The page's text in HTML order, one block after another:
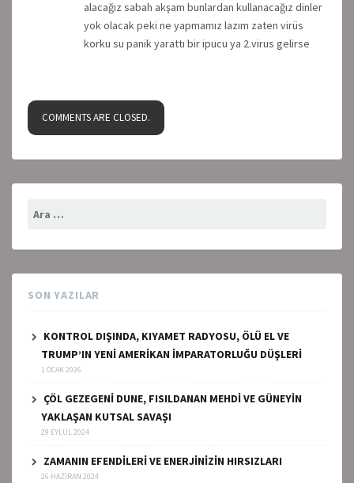
alacağız sabah akşam bunlardan kullanacağız dinler
yok olacak peki ne yapmamız lazım zaten virüs
korku su panik yarattı bir ipucu ya 2.virus gelirse
COMMENTS ARE CLOSED.
SON YAZILAR
KONTROL DIŞINDA, KIYAMET RADYOSU, ÖLÜ EL VE
TRUMP’IN YENİ AMERİKAN İMPARATORLUĞU DÜŞLERİ
1 OCAK 2026
ÇÖL GEZEGENİ DUNE, FISILDANAN MEHDİ VE GÜNEYİN
YAKLAŞAN KUTSAL SAVAŞI
29 EYLÜL 2024
ZAMANIN EFENDİLERİ VE ENERJİNİZİN HIRSIZLARI
26 HAZIRAN 2024